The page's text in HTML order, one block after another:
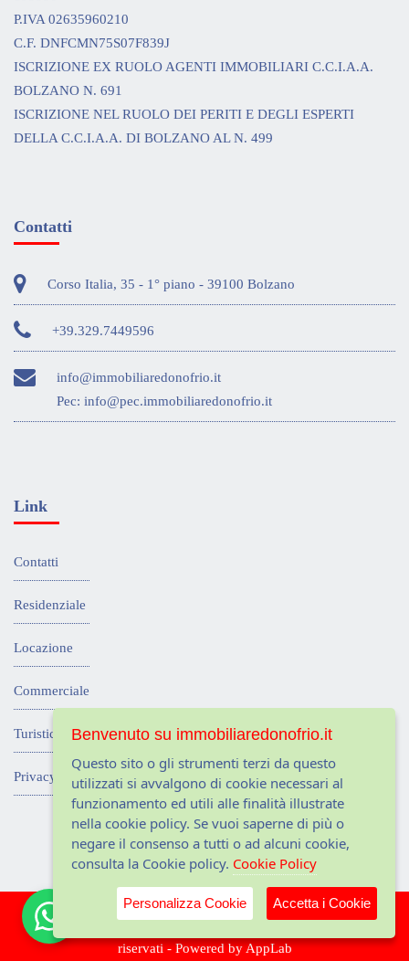
P.IVA 02635960210
C.F. DNFCMN75S07F839J
ISCRIZIONE EX RUOLO AGENTI IMMOBILIARI C.C.I.A.A.
BOLZANO N. 691
ISCRIZIONE NEL RUOLO DEI PERITI E DEGLI ESPERTI
DELLA C.C.I.A.A. DI BOLZANO AL N. 499
Contatti
Corso Italia, 35 - 1° piano - 39100 Bolzano
+39.329.7449596
info@immobiliaredonofrio.it
Pec: info@pec.immobiliaredonofrio.it
Link
Contatti
Residenziale
Locazione
Commerciale
Turistico
Privacy
© 2010-2026 Agenzia Immobiliare D'Onofrio | Tutti i diritti
riservati - Powered byAppLab
Benvenuto su immobiliaredonofrio.it
Questo sito o gli strumenti terzi da questo
utilizzati si avvalgono di cookie necessari al
funzionamento ed utili alle finalità illustrate
nella cookie policy. Se vuoi saperne di più o
negare il consenso a tutti o ad alcuni cookie,
consulta la Cookie policy. Cookie Policy
Personalizza Cookie Accetta i Cookie